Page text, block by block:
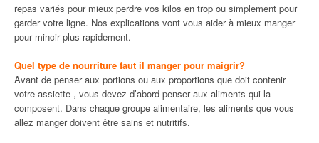
repas variés pour mieux perdre vos kilos en trop ou simplement pour
garder votre ligne. Nos explications vont vous aider à mieux manger
pour mincir plus rapidement.
Quel type de nourriture faut il manger pour maigrir?
Avant de penser aux portions ou aux proportions que doit contenir
votre assiette , vous devez d’abord penser aux aliments qui la
composent. Dans chaque groupe alimentaire, les aliments que vous
allez manger doivent être sains et nutritifs.